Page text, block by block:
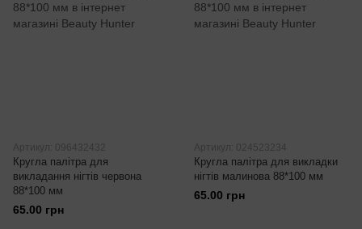
Артикул: 096432432
Кругла палітра для
викладання нігтів червона
88*100 мм
65.00 грн
Артикул: 024523234
Кругла палітра для викладки
нігтів малинова 88*100 мм
65.00 грн